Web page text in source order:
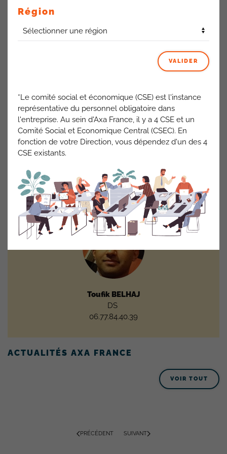
Ce déploiement nécessite donc de grandes
précautions et vous pourrez compter sur vos élus
CFDT afin de suivre ce déploiement de près.
Toufik BELHAJ
DS
06.77.84.40.39
ACTUALITÉS AXA FRANCE
VOIR TOUT
PRÉCÉDENT SUIVANT
Région
VALIDER
*Le comité social et économique (CSE) est l'instance
représentative du personnel obligatoire dans
l'entreprise. Au sein d'Axa France, il y a 4 CSE et un
Comité Social et Economique Central (CSEC). En
fonction de votre Direction, vous dépendez d'un des 4
CSE existants.